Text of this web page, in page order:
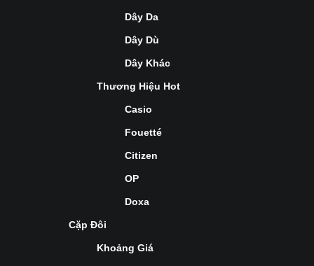
Dây Da
Dây Dù
Dây Khác
Thương Hiệu Hot
Casio
Fouetté
Citizen
OP
Doxa
Cặp Đôi
Khoảng Giá